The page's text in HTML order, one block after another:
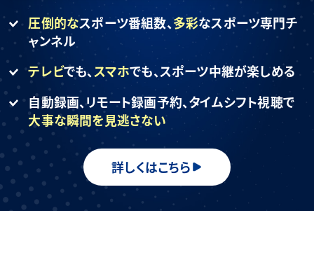
圧倒的なスポーツ番組数、多彩なスポーツ専門チ
ャンネル
テレビでも、スマホでも、スポーツ中継が楽しめる
自動録画、リモート録画予約、タイムシフト視聴で
大事な瞬間を見逃さない
詳しくはこちら